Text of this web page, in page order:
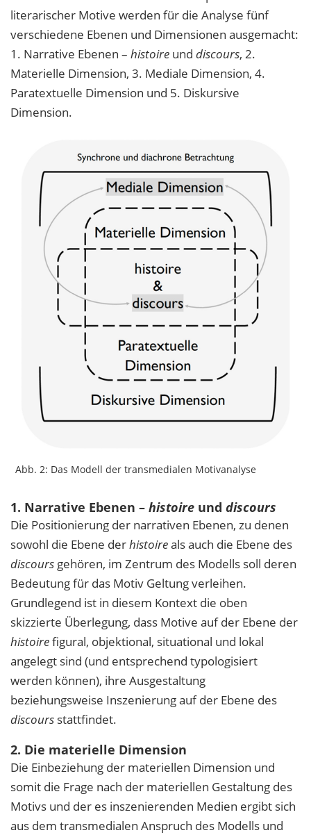
literarischer Motive werden für die Analyse fünf
verschiedene Ebenen und Dimensionen ausgemacht:
1. Narrative Ebenen – histoire und discours, 2.
Materielle Dimension, 3. Mediale Dimension, 4.
Paratextuelle Dimension und 5. Diskursive
Dimension.
Abb. 2: Das Modell der transmedialen Motivanalyse
1. Narrative Ebenen – histoire und discours
Die Positionierung der narrativen Ebenen, zu denen
sowohl die Ebene derhistoireals auch die Ebene des
discours gehören, im Zentrum des Modells soll deren
Bedeutung für das Motiv Geltung verleihen.
Grundlegend ist in diesem Kontext die oben
skizzierte Überlegung, dass Motive auf der Ebene der
histoirefigural, objektional, situational und lokal
angelegt sind (und entsprechend typologisiert
werden können), ihre Ausgestaltung
beziehungsweise Inszenierung auf der Ebene des
discours stattfindet.
2. Die materielle Dimension
Die Einbeziehung der materiellen Dimension und
somit die Frage nach der materiellen Gestaltung des
Motivs und der es inszenierenden Medien ergibt sich
aus dem transmedialen Anspruch des Modells und